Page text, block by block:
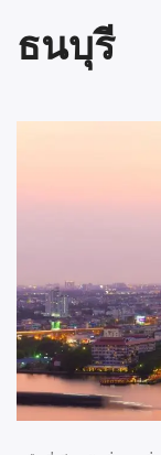
ธนบุรี